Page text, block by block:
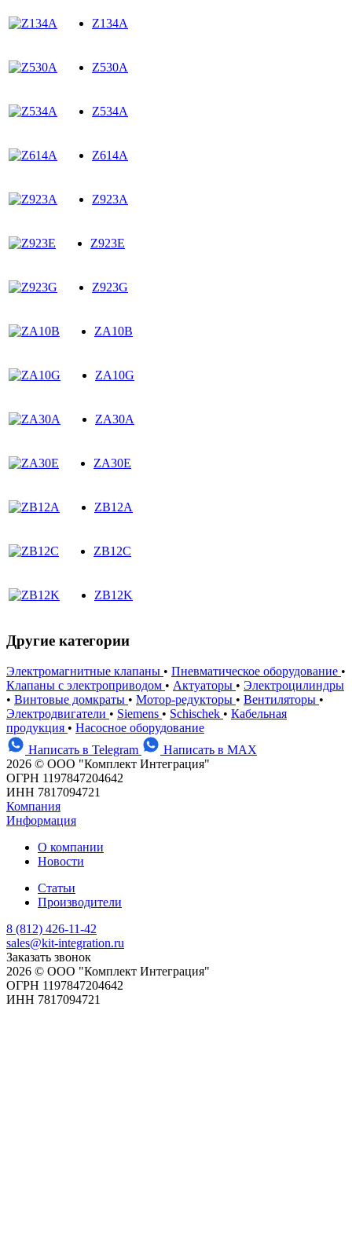
Z134A
Z530A
Z534A
Z614A
Z923A
Z923E
Z923G
ZA10B
ZA10G
ZA30A
ZA30E
ZB12A
ZB12C
ZB12K
Другие категории
Электромагнитные клапаны • Пневматическое оборудование •
Клапаны с электроприводом • Актуаторы • Электроцилиндры
• Винтовые домкраты • Мотор-редукторы • Вентиляторы •
Электродвигатели • Siemens • Schischek • Кабельная
продукция • Насосное оборудование
Написать в Telegram
Написать в MAX
2026 © ООО "Комплект Интеграция"
ОГРН 1197847204642
ИНН 7817094721
Компания
Информация
О компании
Новости
Статьи
Производители
8 (812) 426-11-42
sales@kit-integration.ru
Заказать звонок
2026 © ООО "Комплект Интеграция"
ОГРН 1197847204642
ИНН 7817094721